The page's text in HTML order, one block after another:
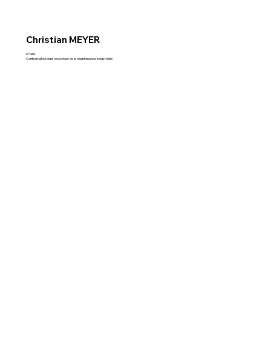
Christian MEYER
67 ans.
Contremaître dans le secteur de la maintenance industrielle